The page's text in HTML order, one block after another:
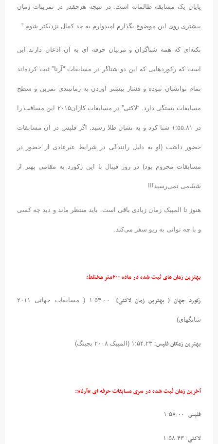
پایان یک مسابقه ظالمانه است. در نتیجه هرچقدر در تمرینات زمان
بیشتری روی این موضوع بگذارم امیدوارم به حد کمال نزدیکتر شوم.”
نکته‌ای که همه شناگران و مربیان حرفه ای به آن اذعان دارند این
است که رکوردهایی که این دو شناگر در مسابقات “آرنا” ثبت کرده‌اند
تمام توانشان نبوده و فشار بیشتر آوردن به زمانبندی تمرین و سطح
مسابقات بستگی دارد. “لاکتی” در مسابقات کازان۲۰۱۵ این مسافت را
در ۱:۵۵.۸۱ شنا کرد و به نشان طلا رسید. اگر فلپس در آن مسابقات
حضور داشت (او به دلیل رانندگی در شرایط غیرعادی از حضور در
مسابقات محروم بود) در روز فینال با این رکورد به مقامی بهتر از
ششمی نمی‌رسید!!!
هنوز تا المپیک زمان زیادی باقی است. باید منتظر ماند و دید چه کسی
و با چه توانی به ریو سفر می‌کند.
بهترین زمان های ثبت شده در ماده ۲۰۰متر مختلط:
رکورد جهان ( بهترین زمان لاکتی) : ۱:۵۴.۰۰ ( مسابقات جهانی ۲۰۱۱
شانگهای)
بهترین زمکان فلپس : ۱:۵۴.۲۳ (المپیک ۲۰۰۸ بجینگ)
آخرین زمان ثبت شده درسری مسابقات حرفه ای “آرنا”:
فلپس : ۱:۵۸.۰۰
لاکتی : ۱:۵۸.۴۳